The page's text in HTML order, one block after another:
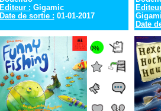
Editeur : Gigamic
Date de sortie : 01-01-2017
Date
0%